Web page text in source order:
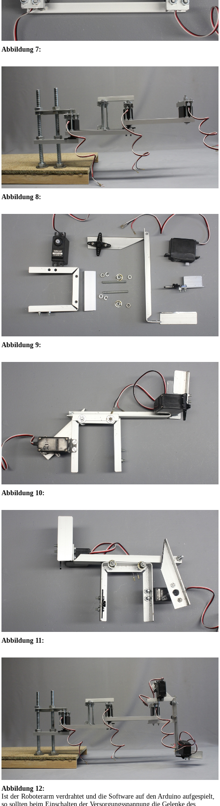
Abbildung 7:
Abbildung 8:
Abbildung 9:
Abbildung 10:
Abbildung 11:
Abbildung 12:
Ist der Roboterarm verdrahtet und die Software auf den Arduino aufgespielt,
so sollten beim Einschalten der Versorgungsspannung die Gelenke des